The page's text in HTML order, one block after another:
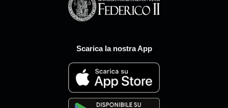
Scarica la nostra App